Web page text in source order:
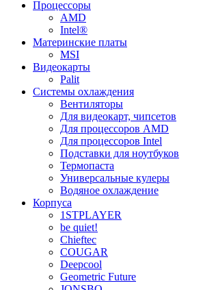
Процессоры
AMD
Intel®
Материнские платы
MSI
Видеокарты
Palit
Системы охлаждения
Вентиляторы
Для видеокарт, чипсетов
Для процессоров AMD
Для процессоров Intel
Подставки для ноутбуков
Термопаста
Универсальные кулеры
Водяное охлаждение
Корпуса
1STPLAYER
be quiet!
Chieftec
COUGAR
Deepcool
Geometric Future